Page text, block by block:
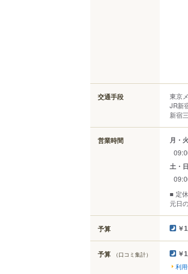
交通手段
東京
JR新
新宿
営業時間 月・
土・日
■ 定
元日
予算 ￥
予算 （口コミ集計） ￥
利